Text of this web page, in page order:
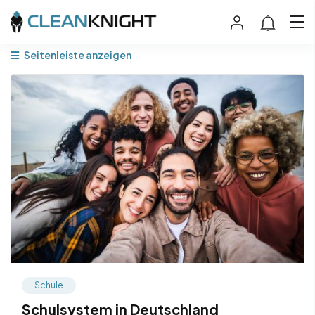
Seitenleiste anzeigen
Schule
Schulsystem in Deutschland